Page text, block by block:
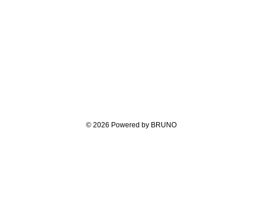
© 2026 Powered by BRUNO